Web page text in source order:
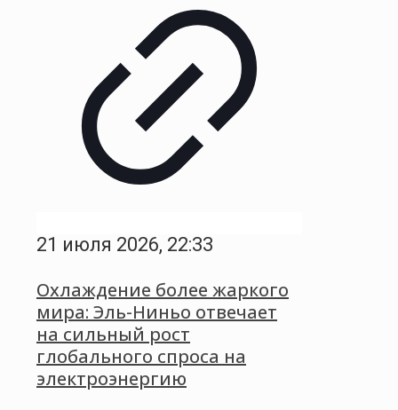
21 июля 2026, 22:33
Охлаждение более жаркого
мира: Эль-Ниньо отвечает
на сильный рост
глобального спроса на
электроэнергию